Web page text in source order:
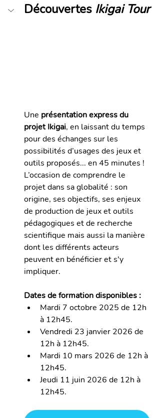
Découvertes Ikigai Tour
Une présentation express du
projet Ikigai, en laissant du temps
pour des échanges sur les
possibilités d’usages des jeux et
outils proposés... en 45 minutes !
L’occasion de comprendre le
projet dans sa globalité : son
origine, ses objectifs, ses enjeux
de production de jeux et outils
pédagogiques et de recherche
scientifique mais aussi la manière
dont les différents acteurs
peuvent en bénéficier et s'y
impliquer.
Dates de formation disponibles :
Mardi 7 octobre 2025 de 12h
à 12h45.
Vendredi 23 janvier 2026 de
12h à 12h45.
Mardi 10 mars 2026 de 12h à
12h45.
Jeudi 11 juin 2026 de 12h à
12h45.